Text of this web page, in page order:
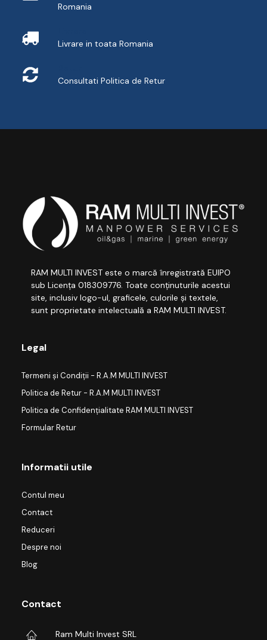
Romania
Livrare in toata Romania
Consultati Politica de Retur
RAM MULTI INVEST este o marcă înregistrată EUIPO
sub Licența 018309776. Toate conținuturile acestui
site, inclusiv logo-ul, graficele, culorile și textele,
sunt proprietate intelectuală a RAM MULTI INVEST.
Legal
Termeni și Condiții - R.A.M MULTI INVEST
Politica de Retur - R.A.M MULTI INVEST
Politica de Confidențialitate RAM MULTI INVEST
Formular Retur
Informatii utile
Contul meu
Contact
Reduceri
Despre noi
Blog
Contact
Ram Multi Invest SRL